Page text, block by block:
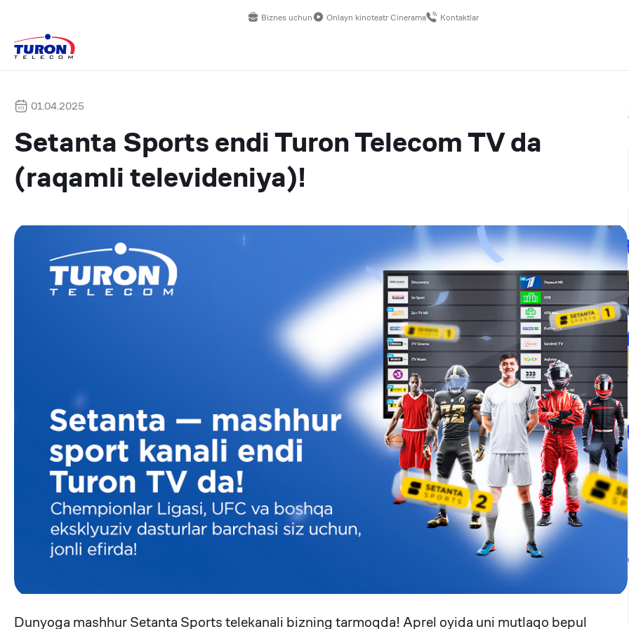
Biznes uchun Onlayn kinoteatr Cinerama Kontaktlar
01.04.2025
Setanta Sports endi Turon Telecom TV da
(raqamli televideniya)!
Dunyoga mashhur Setanta Sports telekanali bizning tarmoqda! Aprel oyida uni mutlaqo bepul